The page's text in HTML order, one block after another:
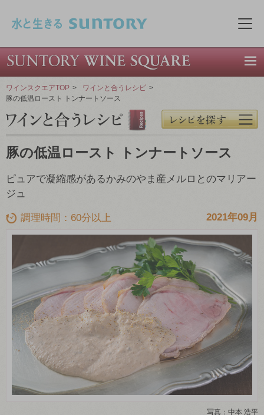
メ
ワインスクエアTOP > ワインと合うレシピ >
豚の低温ロースト トンナートソース
豚の低温ロースト トンナートソース
ピュアで凝縮感があるかみのやま産メルロとのマリアー
ジュ
調理時間：60分以上 2021年09月
写真：中本 浩平